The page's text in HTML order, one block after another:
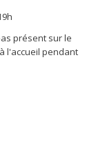
présent sur le
l'accueil pendant